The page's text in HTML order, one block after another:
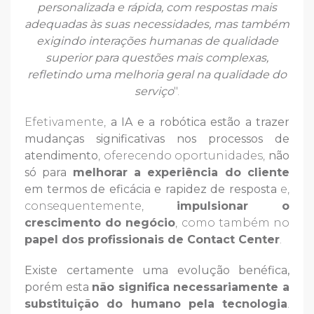
personalizada e rápida, com respostas mais
adequadas às suas necessidades, mas também
exigindo interações humanas de qualidade
superior para questões mais complexas,
refletindo uma melhoria geral na qualidade do
serviço".
Efetivamente, a IA e a robótica estão a trazer
mudanças significativas nos processos de
atendimento, oferecendo oportunidades, não
só para melhorar a experiência do cliente
em termos de eficácia e rapidez de resposta e,
consequentemente, impulsionar o
crescimento do negócio, como também no
papel dos profissionais de Contact Center.
Existe certamente uma evolução benéfica,
porém esta não significa necessariamente a
substituição do humano pela tecnologia.